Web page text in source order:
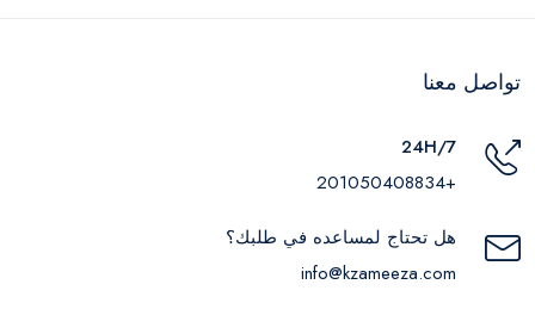
تواصل معنا
24H/7
+201050408834
هل تحتاج لمساعده في طلبك؟
info@kzameeza.com